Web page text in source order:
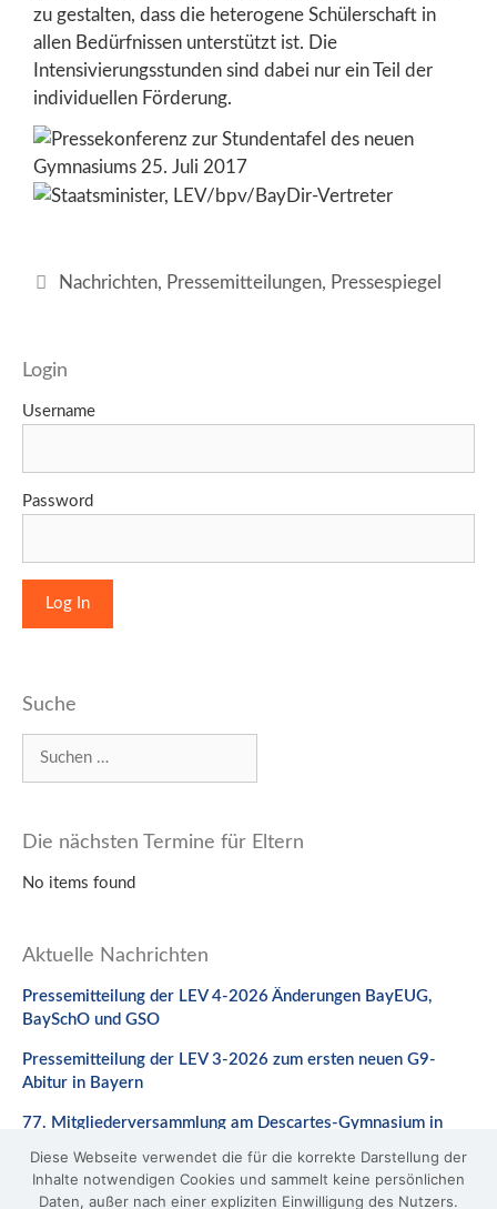
zu gestalten, dass die heterogene Schülerschaft in
allen Bedürfnissen unterstützt ist. Die
Intensivierungsstunden sind dabei nur ein Teil der
individuellen Förderung.
Kategorien
Nachrichten, Pressemitteilungen, Pressespiegel
Login
Username
Password
Suche
nach:
Die nächsten Termine für Eltern
No items found
Aktuelle Nachrichten
Pressemitteilung der LEV 4-2026 Änderungen BayEUG,
BaySchO und GSO
Pressemitteilung der LEV 3-2026 zum ersten neuen G9-
Abitur in Bayern
77. Mitgliederversammlung am Descartes-Gymnasium in
Stellungnahme zum Gesetzentwurf zur Änderung des
Diese Webseite verwendet die für die korrekte Darstellung der
Inhalte notwendigen Cookies und sammelt keine persönlichen
Daten, außer nach einer expliziten Einwilligung des Nutzers.